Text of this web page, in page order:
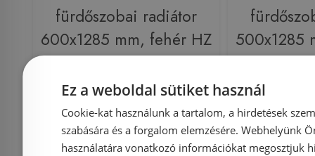
fürdőszobai radiátor
600x1285 mm, fehér HZ
60125
Azonosító: 169741
Cikkszám: HZ 60125
500x1285
Ez a weboldal sütiket használ
Cookie-kat használunk a tartalom, a hirdetések
szabására és a forgalom elemzésére. Webhelyünk
használatára vonatkozó információkat megosztjuk